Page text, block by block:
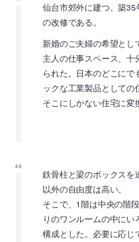
仙台市郊外に建つ、築
の改修である。
新婚のご夫婦の希望とし
主人の仕事スペース、十
られた。日本のどこにで
ックな工業製品としての
そこにしかない住宅に変
鉄骨柱と梁のボックスを
以外の自由度は高い。
そこで、1階は中央の階
りのワンルームの中にい
構成とした。必要に応じ